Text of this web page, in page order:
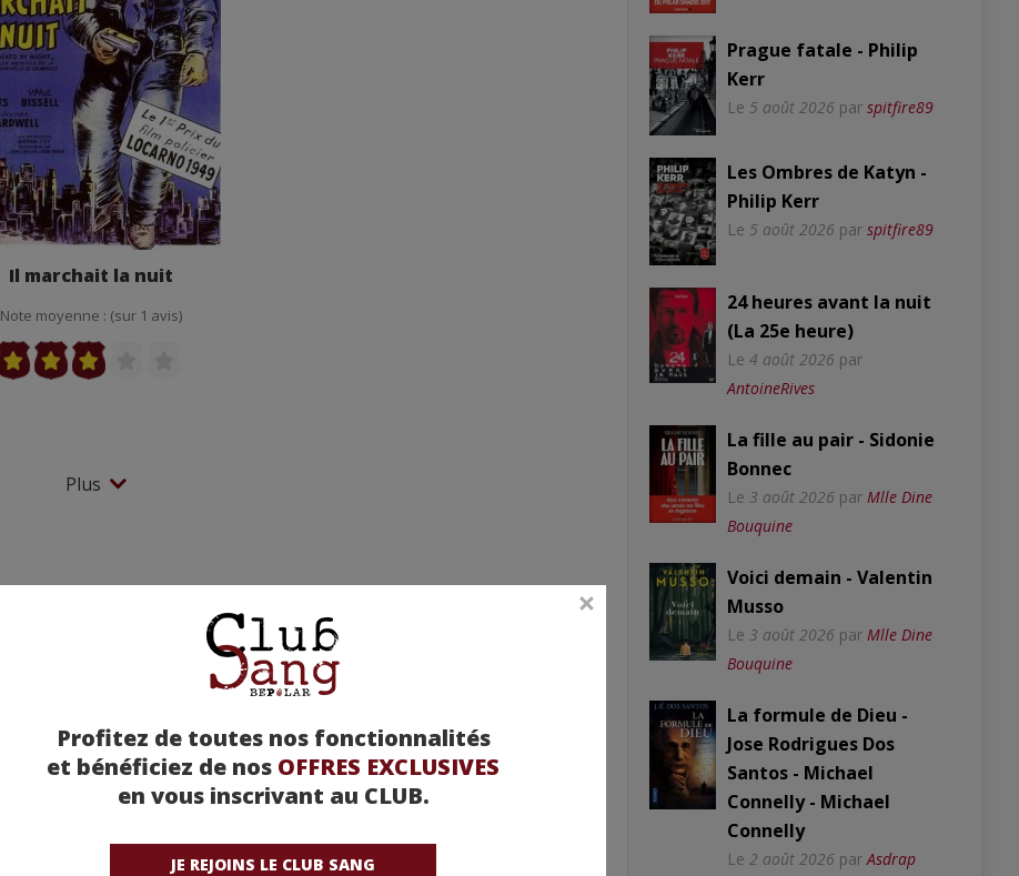
Profitez de toutes nos fonctionnalités
et bénéficiez de nos OFFRES EXCLUSIVES
en vous inscrivant au CLUB.
JE REJOINS LE CLUB SANG
Il marchait la nuit
Note moyenne : (sur 1 avis)
Plus
Prague fatale - Philip
Kerr
Le 5 août 2026 par spitfire89
Les Ombres de Katyn -
Philip Kerr
Le 5 août 2026 par spitfire89
24 heures avant la nuit
(La 25e heure)
Le 4 août 2026 par
AntoineRives
La fille au pair - Sidonie
Bonnec
Le 3 août 2026 par Mlle Dine
Bouquine
Voici demain - Valentin
Musso
Le 3 août 2026 par Mlle Dine
Bouquine
La formule de Dieu -
Jose Rodrigues Dos
Santos - Michael
Connelly - Michael
Connelly
Le 2 août 2026 par Asdrap